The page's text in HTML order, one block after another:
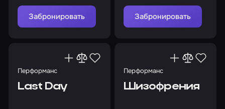
Забронировать Забронировать
Перформанс
Last Day
Перформанс
Шизофрения